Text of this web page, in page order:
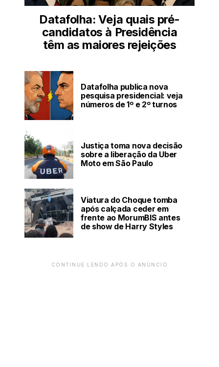
Datafolha: Veja quais pré-
candidatos à Presidência
têm as maiores rejeições
Datafolha publica nova
pesquisa presidencial: veja
números de 1º e 2º turnos
Justiça toma nova decisão
sobre a liberação da Uber
Moto em São Paulo
Viatura do Choque tomba
após calçada ceder em
frente ao MorumBIS antes
de show de Harry Styles
CONTINUE LENDO APÓS O ANÚNCIO